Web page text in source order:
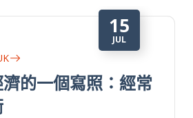
26
Y. F. LUK
治理能抗衡單邊主義